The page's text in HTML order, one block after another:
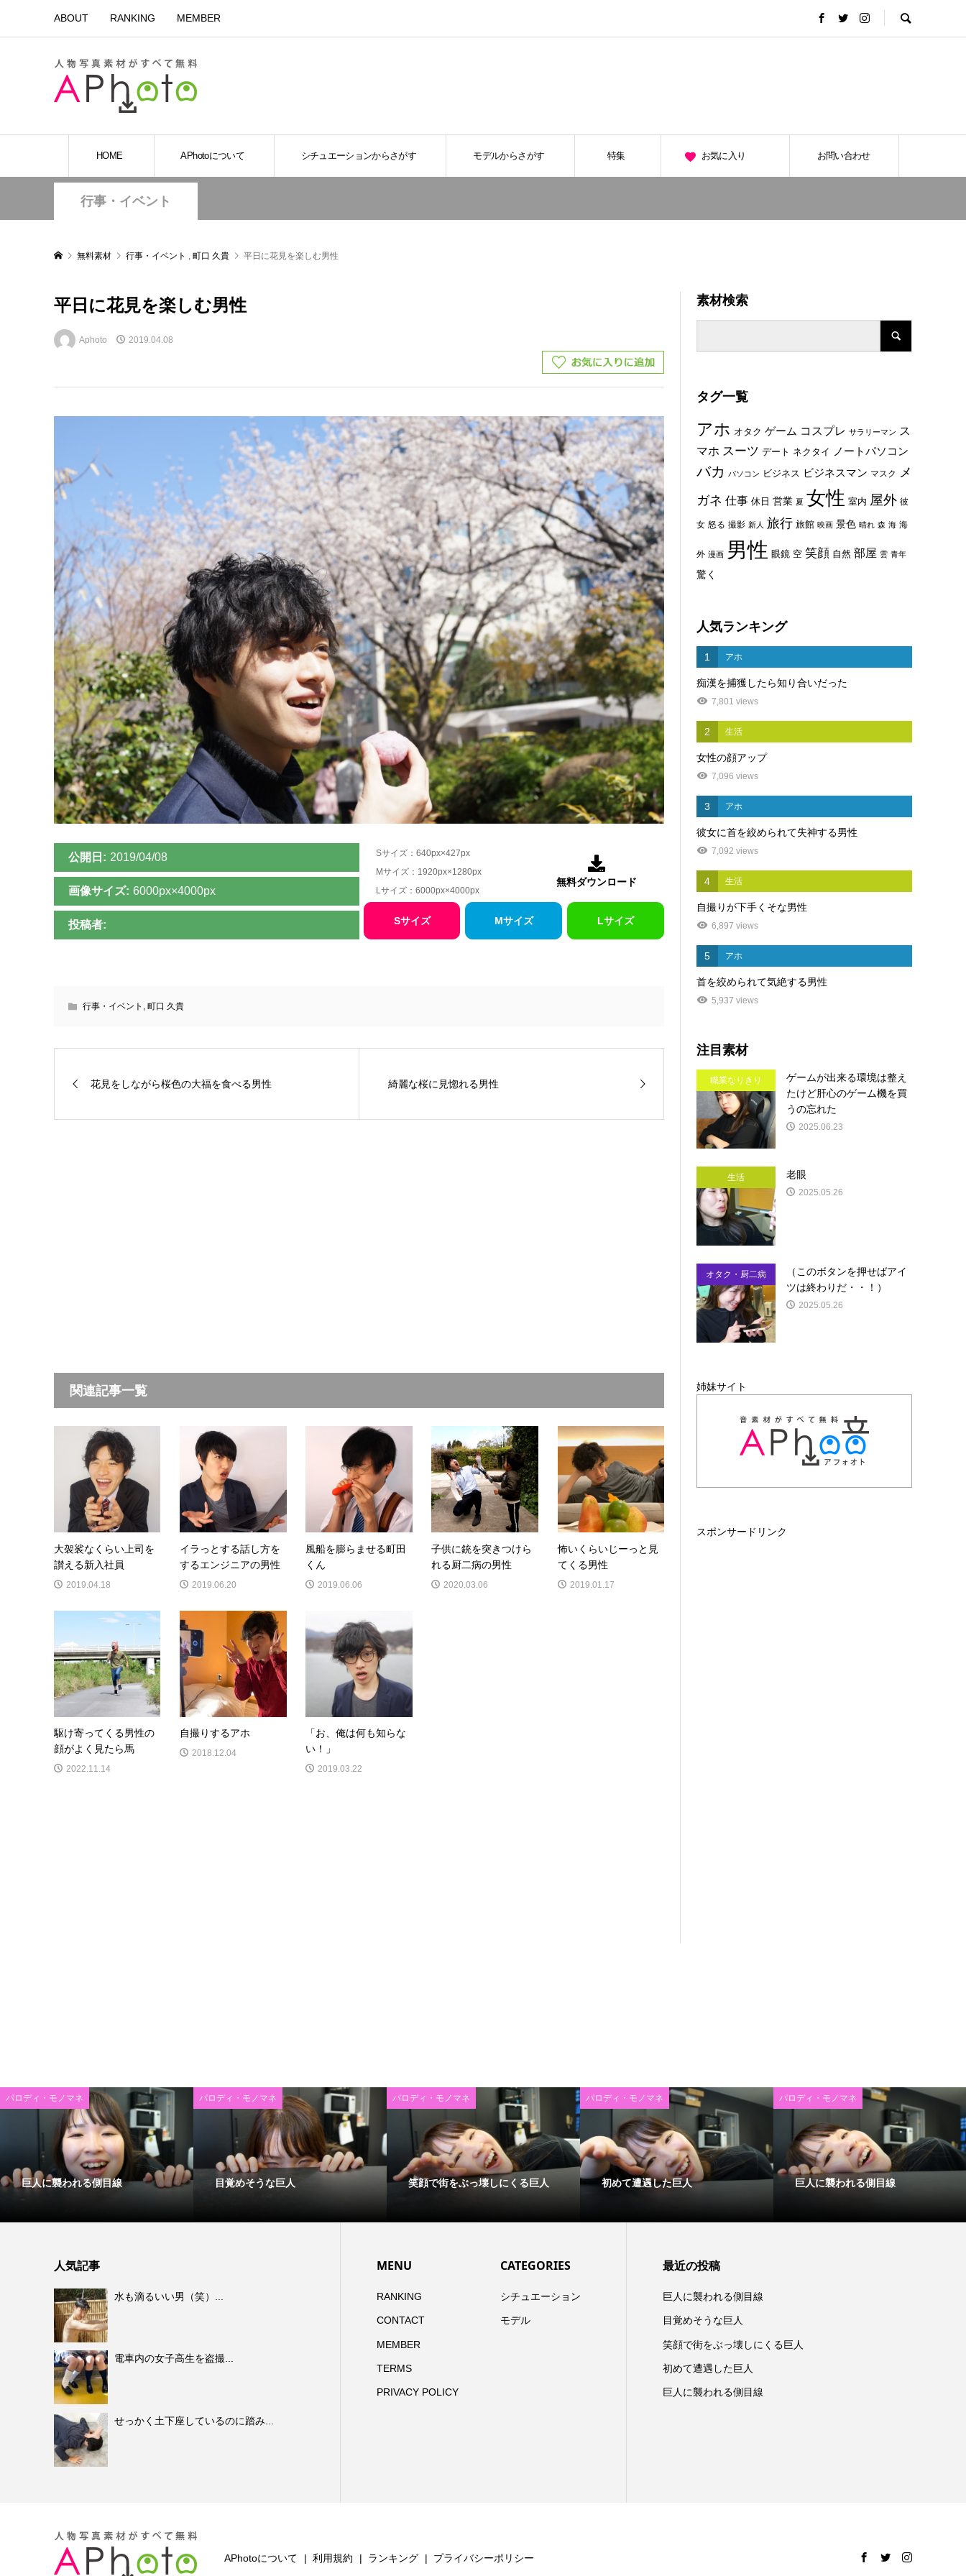
ABOUT RANKING MEMBER
HOME APhotoについて シチュエーションからさがす モデルからさがす 特集 お気に入り お問い合わせ
行事・イベント
無料素材 行事・イベント , 町口 久貴 平日に花見を楽しむ男性
平日に花見を楽しむ男性
Aphoto 2019.04.08
公開日: 2019/04/08
画像サイズ: 6000px×4000px
投稿者:
Sサイズ：640px×427px
Mサイズ：1920px×1280px
Lサイズ：6000px×4000px

無料ダウンロード
Sサイズ Mサイズ Lサイズ
行事・イベント 町口 久貴
花見をしながら桜色の大福を食べる男性 綺麗な桜に見惚れる男性
関連記事一覧
大袈裟なくらい上司を
讃える新入社員
2019.04.18
イラっとする話し方を
するエンジニアの男性
2019.06.20
風船を膨らませる町田
くん
2019.06.06
子供に銃を突きつけら
れる厨二病の男性
2020.03.06
怖いくらいじーっと見
てくる男性
2019.01.17
駆け寄ってくる男性の
顔がよく見たら馬
2022.11.14
自撮りするアホ
2018.12.04
「お、俺は何も知らな
い！」
2019.03.22
素材検索
タグ一覧
アホ オタク ゲーム コスプレ サラリーマン ス
マホ スーツ デート ネクタイ ノートパソコン
バカ パソコン ビジネス ビジネスマン マスク メ
ガネ 仕事 休日 営業 夏 女性 室内 屋外 彼
女 怒る 撮影 新人 旅行 旅館 映画 景色 晴れ 森 海 海
外 漫画 男性 眼鏡 空 笑顔 自然 部屋 雲 青年
驚く
人気ランキング
1 アホ
痴漢を捕獲したら知り合いだった
7,801 views
2 生活
女性の顔アップ
7,096 views
3 アホ
彼女に首を絞められて失神する男性
7,092 views
4 生活
自撮りが下手くそな男性
6,897 views
5 アホ
首を絞められて気絶する男性
5,937 views
注目素材
職業なりきり
ゲームが出来る環境は整え
たけど肝心のゲーム機を買
うの忘れた
2025.06.23
生活 老眼
2025.05.26
オタク・厨二病
（このボタンを押せばアイ
ツは終わりだ・・！）
2025.05.26
姉妹サイト
スポンサードリンク
パロディ・モノマネ
巨人に襲われる側目線
パロディ・モノマネ
目覚めそうな巨人
パロディ・モノマネ
笑顔で街をぶっ壊しにくる巨人
パロディ・モノマネ
初めて遭遇した巨人
パロディ・モノマネ
巨人に襲われる側目線
人気記事
水も滴るいい男（笑）...
電車内の女子高生を盗撮...
せっかく土下座しているのに踏み...
MENU
RANKING
CONTACT
MEMBER
TERMS
PRIVACY POLICY
CATEGORIES
シチュエーション
モデル
最近の投稿
巨人に襲われる側目線
目覚めそうな巨人
笑顔で街をぶっ壊しにくる巨人
初めて遭遇した巨人
巨人に襲われる側目線
APhotoについて 利用規約 ランキング プライバシーポリシー